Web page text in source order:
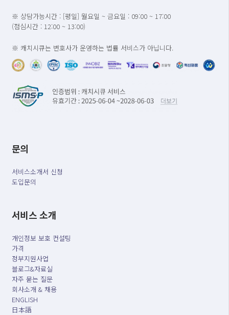
※ 상담가능시간 : [평일] 월요일 ~ 금요일 : 09:00 ~ 17:00
(점심시간 : 12:00 ~ 13:00)
※ 캐치시큐는 변호사가 운영하는 법률 서비스가 아닙니다.
문의
서비스소개서 신청
도입문의
서비스 소개
개인정보 보호 컨설팅
가격
정부지원사업
블로그&자료실
자주 묻는 질문
회사소개 & 채용
ENGLISH
日本語